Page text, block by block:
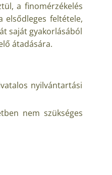
a finomérzékelés
elsődleges feltétele,
saját gyakorlásából
átadására.
nyilvántartási
nem szükséges